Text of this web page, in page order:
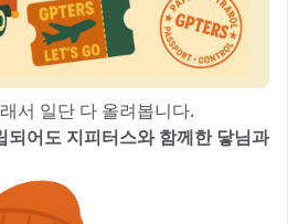
서 일단 다 올려봅니다.
어도 지피터스와 함께한 닿님과